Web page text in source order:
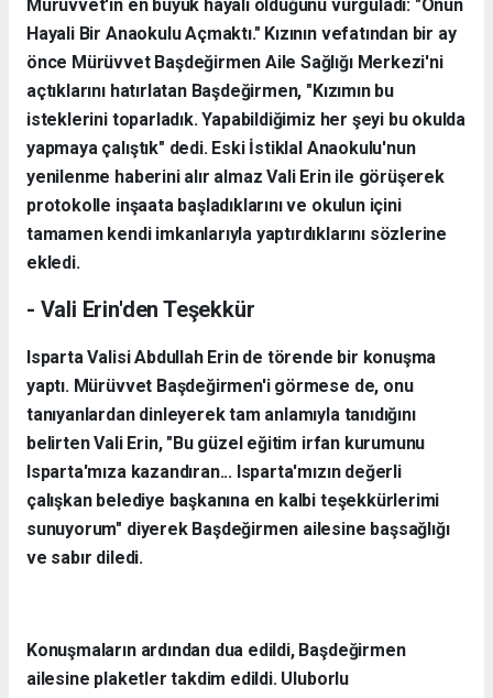
Mürüvvet'in en büyük hayali olduğunu vurguladı: "Onun
Hayali Bir Anaokulu Açmaktı." Kızının vefatından bir ay
önce Mürüvvet Başdeğirmen Aile Sağlığı Merkezi'ni
açtıklarını hatırlatan Başdeğirmen, "Kızımın bu
isteklerini toparladık. Yapabildiğimiz her şeyi bu okulda
yapmaya çalıştık" dedi. Eski İstiklal Anaokulu'nun
yenilenme haberini alır almaz Vali Erin ile görüşerek
protokolle inşaata başladıklarını ve okulun içini
tamamen kendi imkanlarıyla yaptırdıklarını sözlerine
ekledi.
- Vali Erin'den Teşekkür
Isparta Valisi Abdullah Erin de törende bir konuşma
yaptı. Mürüvvet Başdeğirmen'i görmese de, onu
tanıyanlardan dinleyerek tam anlamıyla tanıdığını
belirten Vali Erin, "Bu güzel eğitim irfan kurumunu
Isparta'mıza kazandıran... Isparta'mızın değerli
çalışkan belediye başkanına en kalbi teşekkürlerimi
sunuyorum" diyerek Başdeğirmen ailesine başsağlığı
ve sabır diledi.
Konuşmaların ardından dua edildi, Başdeğirmen
ailesine plaketler takdim edildi. Uluborlu